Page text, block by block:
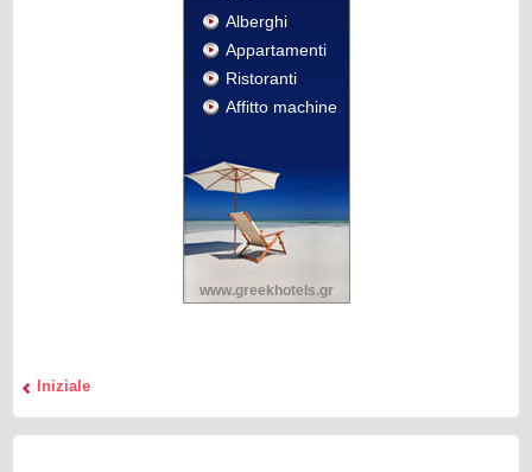
Alberghi
Appartamenti
Ristoranti
Affitto machine
www.greekhotels.gr
Iniziale